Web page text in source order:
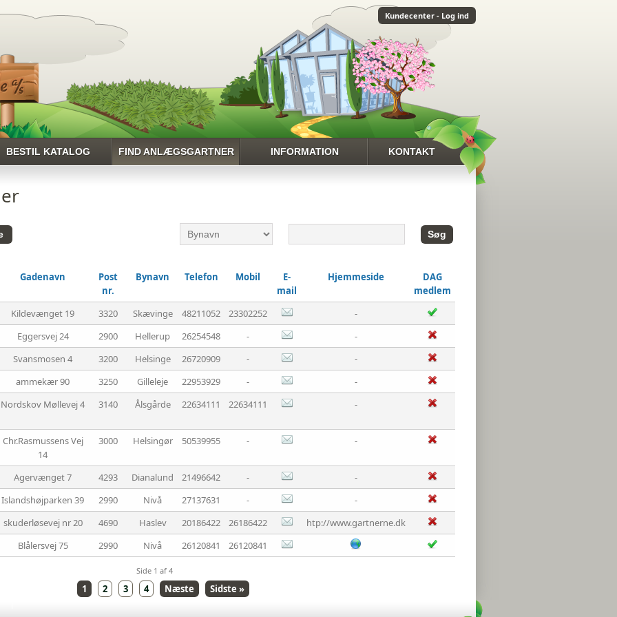
BESTIL KATALOG FIND ANLÆGSGARTNER INFORMATION
NYTTIGE LINKS
KONTAKT
Kundecenter - Log ind
Gadenavn
Post
nr.
Bynavn Telefon Mobil
E-
mail
Hjemmeside
DAG
medlem
Kildevænget 19 3320 Skævinge 48211052 23302252
-
Eggersvej 24 2900 Hellerup 26254548 -
-
Svansmosen 4 3200 Helsinge 26720909 -
-
ammekær 90 3250 Gilleleje 22953929 -
-
Nordskov Møllevej 4 3140 Ålsgårde 22634111 22634111 -
Chr.Rasmussens Vej
14
3000 Helsingør 50539955 - -
Agervænget 7 4293 Dianalund 21496642 -
-
Islandshøjparken 39 2990 Nivå 27137631 -
-
skuderløsevej nr 20 4690 Haslev 20186422 26186422
htp://www.gartnerne.dk
Blålersvej 75 2990 Nivå 26120841 26120841
Side 1 af 4
1 2 3 4 Næste Sidste »